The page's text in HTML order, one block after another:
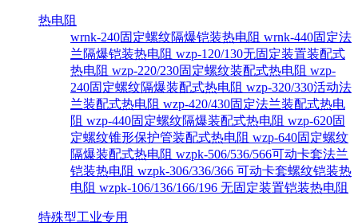
热电阻
wrnk-240固定螺纹隔爆铠装热电阻 wrnk-440固定法
兰隔爆铠装热电阻 wzp-120/130无固定装置装配式
热电阻 wzp-220/230固定螺纹装配式热电阻 wzp-
240固定螺纹隔爆装配式热电阻 wzp-320/330活动法
兰装配式热电阻 wzp-420/430固定法兰装配式热电
阻 wzp-440固定螺纹隔爆装配式热电阻 wzp-620固
定螺纹锥形保护管装配式热电阻 wzp-640固定螺纹
隔爆装配式热电阻 wzpk-506/536/566可动卡套法兰
铠装热电阻 wzpk-306/336/366 可动卡套螺纹铠装热
电阻 wzpk-106/136/166/196 无固定装置铠装热电阻
特殊型工业专用